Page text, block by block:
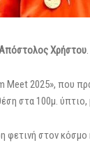
Χρήστου.
Meet 2025», που
στα 100μ. ύπτιο,
φετινή στον